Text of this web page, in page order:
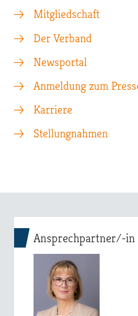
Mitgliedschaft
Der Verband
Newsportal
Anmeldung zum
Karriere
Stellungnahmen
Ansprechpartner/-in